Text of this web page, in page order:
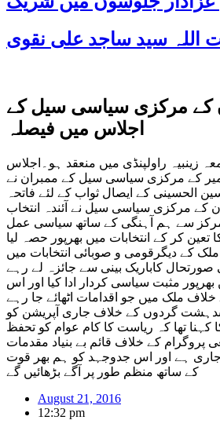
پاکستان کے مرکزی سیاسی سیل کے
اجلاس میں فیصلہ
راولپنڈی میں منعقد ہو۔اجلاس
کے مرکزی سیاسی سیل کے ممبران نے
الحسینی کے ایصال ثواب کے لئے فاتحہ
کے مرکزی سیاسی سیل نے آئندہ انتخاب
مرکز سے ہم آہنگی کے ساتھ سیاسی عمل
کر کے انتخابات میں بھرپور حصہ لیا
کے دیگرقومی و صوبائی انتخابات میں
کاباریک بینی سے جائزہ لے رہے
مثبت سیاسی کردار ادا کیا اور اس
ملک میں جو اقدامات اٹھائے جا رہے
گردوں کے خلاف جاری آپریشن کو
تھا کہ ریاست کا کام عوام کو تحفظ
کے خلاف قائم بے بنیاد مقدمات
جاری ہے اور اس جدوجہد کو ہم بھر قوت
کے ساتھ منظم طور پر آگے بڑھائیں گے
August 21, 2016
12:32 pm